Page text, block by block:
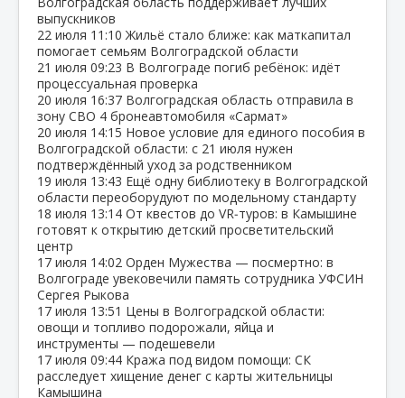
выпускников
22 июля 11:10 Жильё стало ближе: как маткапитал
помогает семьям Волгоградской области
21 июля 09:23 В Волгограде погиб ребёнок: идёт
процессуальная проверка
20 июля 16:37 Волгоградская область отправила в
зону СВО 4 бронеавтомобиля «Сармат»
20 июля 14:15 Новое условие для единого пособия в
Волгоградской области: с 21 июля нужен
подтверждённый уход за родственником
19 июля 13:43 Ещё одну библиотеку в Волгоградской
области переоборудуют по модельному стандарту
18 июля 13:14 От квестов до VR‑туров: в Камышине
готовят к открытию детский просветительский
центр
17 июля 14:02 Орден Мужества — посмертно: в
Волгограде увековечили память сотрудника УФСИН
Сергея Рыкова
17 июля 13:51 Цены в Волгоградской области:
овощи и топливо подорожали, яйца и
инструменты — подешевели
17 июля 09:44 Кража под видом помощи: СК
расследует хищение денег с карты жительницы
Камышина